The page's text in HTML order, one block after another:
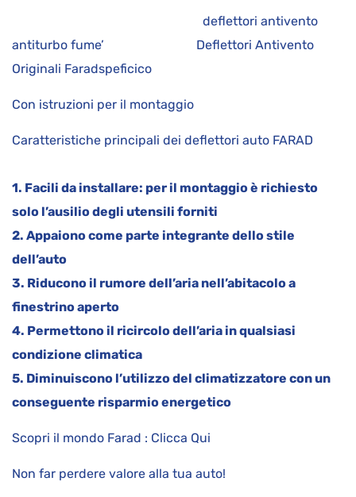
deflettori antivento
antiturbo fume’ Deflettori Antivento
Originali Faradspeficico
Con istruzioni per il montaggio
Caratteristiche principali dei deflettori auto FARAD
1. Facili da installare: per il montaggio è richiesto
solo l’ausilio degli utensili forniti
2. Appaiono come parte integrante dello stile
dell’auto
3. Riducono il rumore dell’aria nell’abitacolo a
finestrino aperto
4. Permettono il ricircolo dell’aria in qualsiasi
condizione climatica
5. Diminuiscono l’utilizzo del climatizzatore con un
conseguente risparmio energetico
Scopri il mondo Farad : Clicca Qui
Non far perdere valore alla tua auto!